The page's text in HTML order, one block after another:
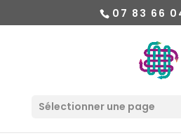
07 83 66
Sélectionner une page